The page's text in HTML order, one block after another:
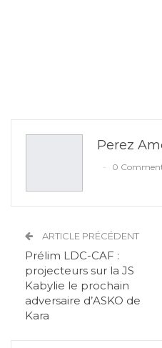
Perez
0
ARTICLE PRÉCÉDENT
Prélim LDC-CAF :
projecteurs sur la JS
Kabylie le prochain
adversaire d’ASKO de
Kara